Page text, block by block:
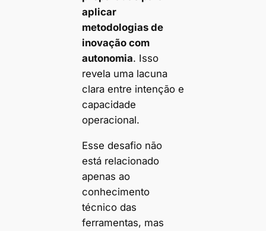
aplicar
metodologias de
inovação com
autonomia. Isso
revela uma lacuna
clara entre intenção e
capacidade
operacional.
Esse desafio não
está relacionado
apenas ao
conhecimento
técnico das
ferramentas, mas